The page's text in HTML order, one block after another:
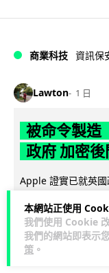
本網站正使用
我們使用 Cookie
我們的網站即表示
策 。
商業科技 資訊保
Lawton 1 日
被命令製造
政府 加密
Apple 證實已就英
「後門」以存取全球
307 40 ↗